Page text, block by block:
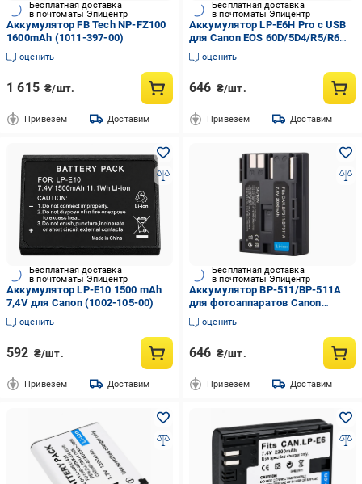
Бесплатная доставка
в почтоматы Эпицентр
Аккумулятор FB Tech NP-FZ100
1600mAh (1011-397-00)
оценить
1 615 ₴/шт.
Привезём Доставим
Бесплатная доставка
в почтоматы Эпицентр
Аккумулятор LP-E6H Pro с USB
для Canon EOS 60D/5D4/R5/R6
(1015-980-00)
оценить
646 ₴/шт.
Привезём Доставим
Бесплатная доставка
в почтоматы Эпицентр
Аккумулятор LP-E10 1500 mAh
7,4V для Canon (1002-105-00)
оценить
592 ₴/шт.
Привезём Доставим
Бесплатная доставка
в почтоматы Эпицентр
Аккумулятор BP-511/BP-511А
для фотоаппаратов Canon
300D/10D/20D/30D/40D/50D/5D
(1011-377-00)
оценить
646 ₴/шт.
Привезём Доставим